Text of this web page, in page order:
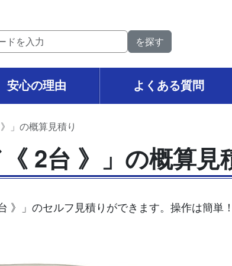
安心の理由 よくある質問
」の概算見積り
2台 》」の概算見
》」のセルフ見積りができます。操作は簡単